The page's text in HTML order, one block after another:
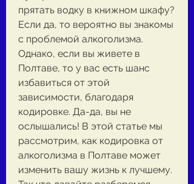
прятать водку в книжном шкафу?
Если да, то вероятно вы знакомы
с проблемой алкоголизма.
Однако, если вы живете в
Полтаве, то у вас есть шанс
избавиться от этой
зависимости, благодаря
кодировке. Да-да, вы не
ослышались! В этой статье мы
рассмотрим, как кодировка от
алкоголизма в Полтаве может
изменить вашу жизнь к лучшему.